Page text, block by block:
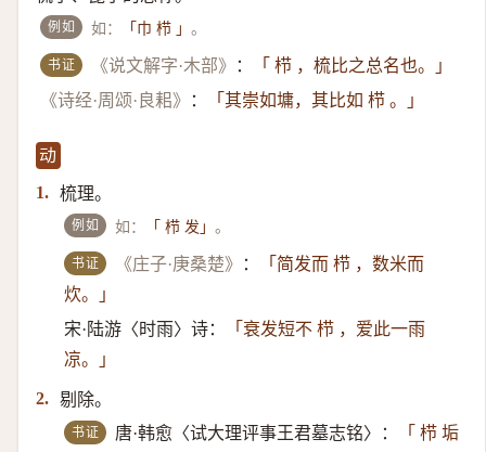
例如 如： 「巾 栉 」。
书证 《说文解字·木部》 ：
「 栉 ，梳比之总名也。」
《诗经·周颂·良耜》
： 「其崇如墉，其比如 栉 。」
动
1. 梳理。
例如 如： 「 栉 发」。
书证 《庄子·庚桑楚》 ：
「简发而 栉 ，数米而
炊。」
宋·陆游〈时雨〉诗：
「衰发短不 栉 ，爱此一雨
凉。」
2. 剔除。
书证 唐·韩愈〈试大理评事王君墓志铭〉：
「 栉 垢